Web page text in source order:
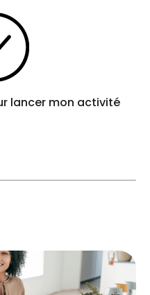
lancer mon activité